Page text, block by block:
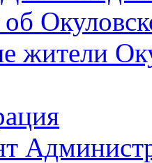
жители